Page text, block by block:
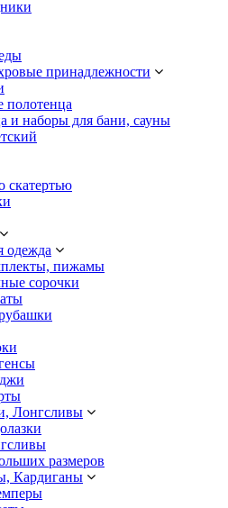
принадлежности
и наборы для бани, сауны
скатертью
одежда
пижамы
сорочки
Лонгсливы
размеров
Кардиганы